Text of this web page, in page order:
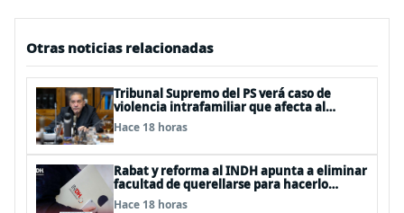
Otras noticias relacionadas
Tribunal Supremo del PS verá caso de
violencia intrafamiliar que afecta al
senador Fidel Espinoza
Hace 18 horas
Rabat y reforma al INDH apunta a eliminar
facultad de querellarse para hacerlo
“consultivo”
Hace 18 horas